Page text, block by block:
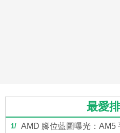
最愛
1
AMD 腳位藍圖曝光：AM5